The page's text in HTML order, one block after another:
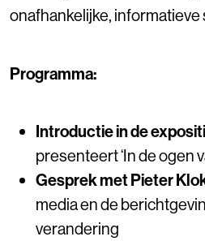
onafhankelijke,
Programma:
Introductie in de
presenteert ‘In de ogen
Gesprek met Pieter
media en de
verandering